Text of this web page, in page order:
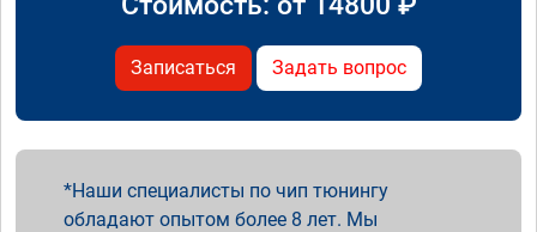
Записаться Задать вопрос
Наши специалисты по чип тюнингу
обладают опытом более 8 лет. Мы